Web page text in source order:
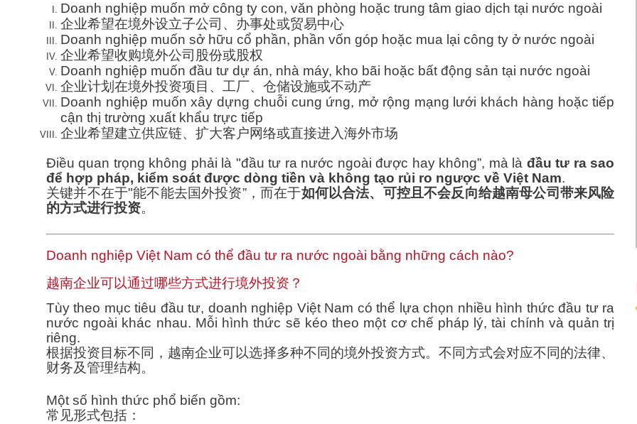
Doanh nghiệp muốn mở công ty con, văn phòng hoặc trung tâm giao dịch tại nước ngoài
企业希望在境外设立子公司、办事处或贸易中心
Doanh nghiệp muốn sở hữu cổ phần, phần vốn góp hoặc mua lại công ty ở nước ngoài
企业希望收购境外公司股份或股权
Doanh nghiệp muốn đầu tư dự án, nhà máy, kho bãi hoặc bất động sản tại nước ngoài
企业计划在境外投资项目、工厂、仓储设施或不动产
Doanh nghiệp muốn xây dựng chuỗi cung ứng, mở rộng mạng lưới khách hàng hoặc tiếp
cận thị trường xuất khẩu trực tiếp
企业希望建立供应链、扩大客户网络或直接进入海外市场
Điều quan trọng không phải là "đầu tư ra nước ngoài được hay không”, mà là đầu tư ra sao
để hợp pháp, kiểm soát được dòng tiền và không tạo rủi ro ngược về Việt Nam.
关键并不在于"能不能去国外投资”，而在于如何以合法、可控且不会反向给越南母公司带来风险
的方式进行投资。
Doanh nghiệp Việt Nam có thể đầu tư ra nước ngoài bằng những cách nào?
越南企业可以通过哪些方式进行境外投资？
Tùy theo mục tiêu đầu tư, doanh nghiệp Việt Nam có thể lựa chọn nhiều hình thức đầu tư ra
nước ngoài khác nhau. Mỗi hình thức sẽ kéo theo một cơ chế pháp lý, tài chính và quản trị
riêng.
根据投资目标不同，越南企业可以选择多种不同的境外投资方式。不同方式会对应不同的法律、
财务及管理结构。
Một số hình thức phổ biến gồm:
常见形式包括：